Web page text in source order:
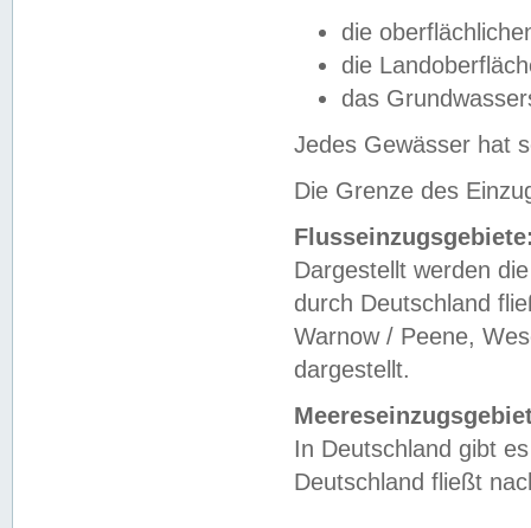
die
die
das
Jedes Gewässer hat
Die Grenze des
Dargestellt werden
durch Deutschland
Warnow / Peene,
dargestellt.
In Deutschland gibt
Deutschland fließt